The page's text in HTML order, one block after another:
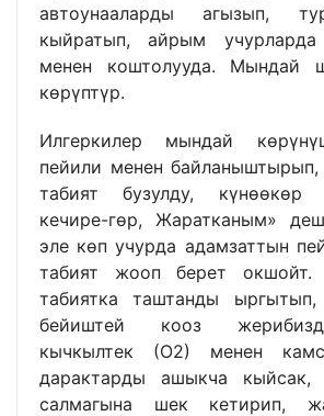
автоунааларды агызып,
кыйратып, айрым
менен коштолууда. Мындай
көрүптүр.
Илгеркилер мындай
пейили менен байланыштырып,
табият бузулду, күнөөкөр
кечире-гөр, Жаратканым»
эле көп учурда адамзаттын
табият жооп берет окшойт.
табиятка таштанды ыргытып,
бейиштей кооз
кычкылтек (О2) менен
дарактарды ашыкча кыйсак,
салмагына шек кетирип,